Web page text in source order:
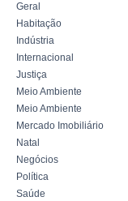
Geral
Habitação
Indústria
Internacional
Justiça
Meio Ambiente
Meio Ambiente
Mercado Imobiliário
Natal
Negócios
Política
Saúde